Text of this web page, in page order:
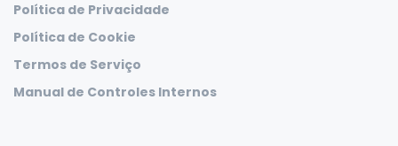
Política de Privacidade
Política de Cookie
Termos de Serviço
Manual de Controles Internos